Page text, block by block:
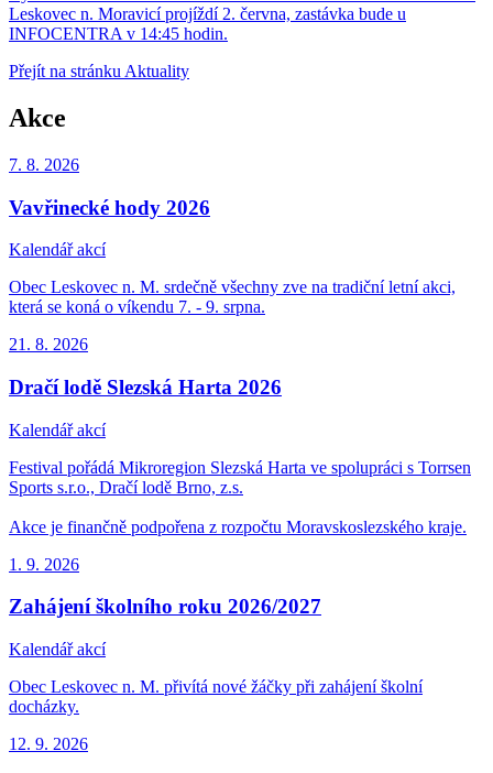
Leskovec n. Moravicí projíždí 2. června, zastávka bude u
INFOCENTRA v 14:45 hodin.
Přejít na stránku Aktuality
Akce
7. 8. 2026
Vavřinecké hody 2026
Kalendář akcí
Obec Leskovec n. M. srdečně všechny zve na tradiční letní akci,
která se koná o víkendu 7. - 9. srpna.
21. 8. 2026
Dračí lodě Slezská Harta 2026
Kalendář akcí
Festival pořádá Mikroregion Slezská Harta ve spolupráci s Torrsen
Sports s.r.o., Dračí lodě Brno, z.s.
Akce je finančně podpořena z rozpočtu Moravskoslezského kraje.
1. 9. 2026
Zahájení školního roku 2026/2027
Kalendář akcí
Obec Leskovec n. M. přivítá nové žáčky při zahájení školní
docházky.
12. 9. 2026